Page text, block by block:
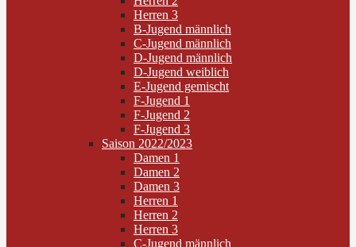
Herren 3
B-Jugend männlich
C-Jugend männlich
D-Jugend männlich
D-Jugend weiblich
E-Jugend gemischt
F-Jugend 1
F-Jugend 2
F-Jugend 3
Saison 2022/2023
Damen 1
Damen 2
Damen 3
Herren 1
Herren 2
Herren 3
C-Jugend männlich